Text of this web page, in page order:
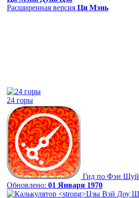
Расширенная версия Ци Мэнь
24 горы
Гид по Фэн Шуй
Обновлено: 01 Января 1970